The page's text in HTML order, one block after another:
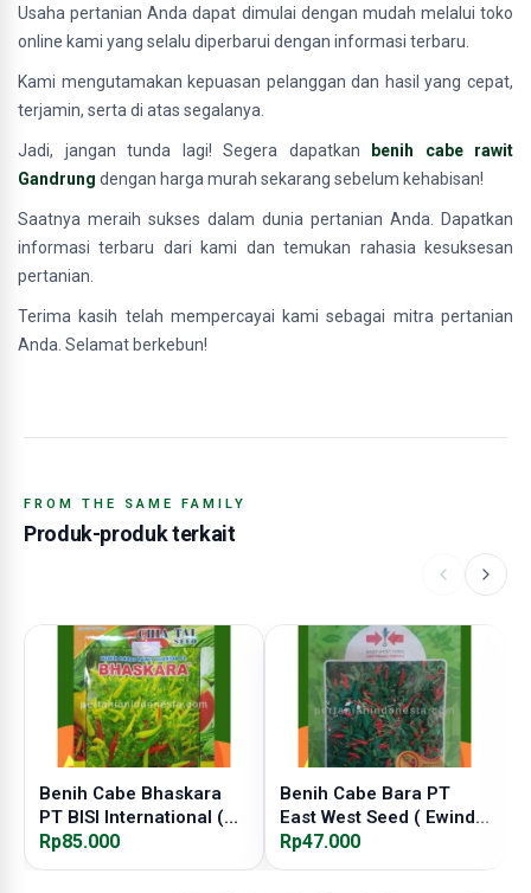
Usaha pertanian Anda dapat dimulai dengan mudah melalui toko
online kami yang selalu diperbarui dengan informasi terbaru.
Kami mengutamakan kepuasan pelanggan dan hasil yang cepat,
terjamin, serta di atas segalanya.
Jadi, jangan tunda lagi! Segera dapatkan
benih cabe rawit
Gandrung dengan harga murah sekarang sebelum kehabisan!
Saatnya meraih sukses dalam dunia pertanian Anda. Dapatkan
informasi terbaru dari kami dan temukan rahasia kesuksesan
pertanian.
Terima kasih telah mempercayai kami sebagai mitra pertanian
Anda. Selamat berkebun!
FROM THE SAME FAMILY
Produk-produk terkait
Benih Cabe Bhaskara
PT BISI International (
BISI )
Rp85.000
Benih Cabe Bara PT
East West Seed ( Ewindo
)
Rp47.000